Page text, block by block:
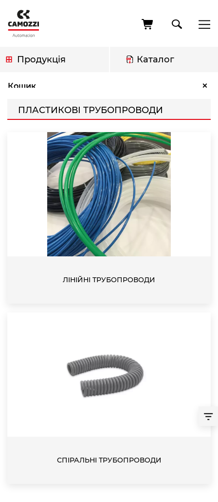
основного
вмісту
Продукція Каталог
Кошик ×
навіґації
ПЛАСТИКОВІ ТРУБОПРОВОДИ
ЛІНІЙНІ ТРУБОПРОВОДИ
СПІРАЛЬНІ ТРУБОПРОВОДИ